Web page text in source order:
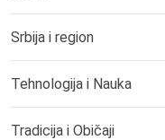
Srbija i region
Tehnologija i Nauka
Tradicija i Običaji